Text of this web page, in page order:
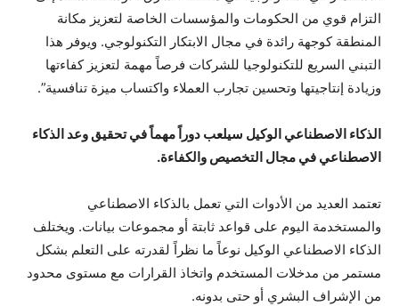
التزام قوي من الحكومات والمؤسسات الخاصة لتعزيز مكانة
المنطقة كوجهة رائدة في مجال الابتكار التكنولوجي. ويوفر هذا
التبني السريع للتكنولوجيا للشركات فرصاً مهمة لتعزيز كفاءتها
وزيادة إنتاجيتها وتحسين تجارب العملاء واكتساب ميزة تنافسية”.
الذكاء الاصطناعي الوكيل سيلعب دوراً مهماً في تحقيق وعد الذكاء
الاصطناعي في مجال التخصيص والكفاءة.
تعتمد العديد من الأدوات التي تعمل بالذكاء الاصطناعي
والمستخدمة اليوم على قواعد ثابتة أو مجموعات بيانات. ويختلف
الذكاء الاصطناعي الوكيل نوعاً ما نظراً لقدرته على التعلم بشكل
مستمر من مدخلات المستخدم واتخاذ القرارات مع مستوى محدود
من الإشراف البشري أو حتى بدونه.